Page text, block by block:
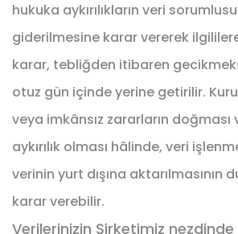
hukuka aykırılıkların veri
giderilmesine karar vererek
karar, tebliğden itibaren
otuz gün içinde yerine getirilir.
veya imkânsız zararların doğması
aykırılık olması hâlinde, veri
verinin yurt dışına aktarılmasının
karar verebilir.
Verilerinizin Şirketimiz